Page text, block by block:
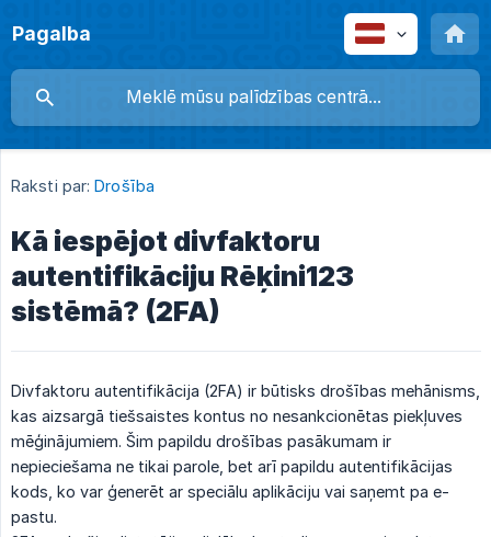
Pagalba
Raksti par: Drošība
Kā iespējot divfaktoru
autentifikāciju Rēķini123
sistēmā? (2FA)
Divfaktoru autentifikācija (2FA) ir būtisks drošības mehānisms,
kas aizsargā tiešsaistes kontus no nesankcionētas piekļuves
mēģinājumiem. Šim papildu drošības pasākumam ir
nepieciešama ne tikai parole, bet arī papildu autentifikācijas
kods, ko var ģenerēt ar speciālu aplikāciju vai saņemt pa e-
pastu.